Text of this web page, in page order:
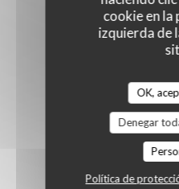
cookie en
izquierda de
OK,
Denegar
Política de